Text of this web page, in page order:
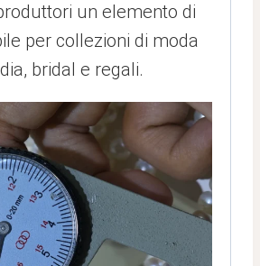
un elemento di
per collezioni di moda
bridal e regali.